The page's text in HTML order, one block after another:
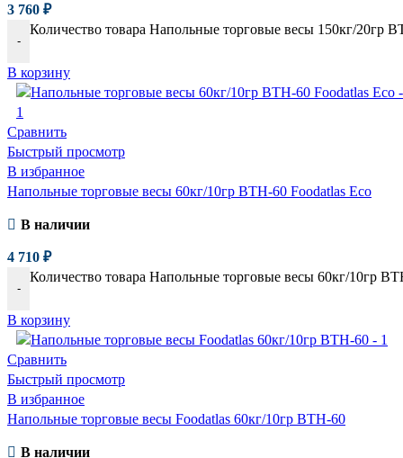
3 760 ₽
-
Количество товара Напольные торговые весы 150кг/20гр
В корзину
Сравнить
Быстрый просмотр
В избранное
Напольные торговые весы 60кг/10гр ВТН-60 Foodatlas Eco
В наличии
4 710 ₽
-
Количество товара Напольные торговые весы 60кг/10гр
В корзину
Сравнить
Быстрый просмотр
В избранное
Напольные торговые весы Foodatlas 60кг/10гр ВТН-60
В наличии